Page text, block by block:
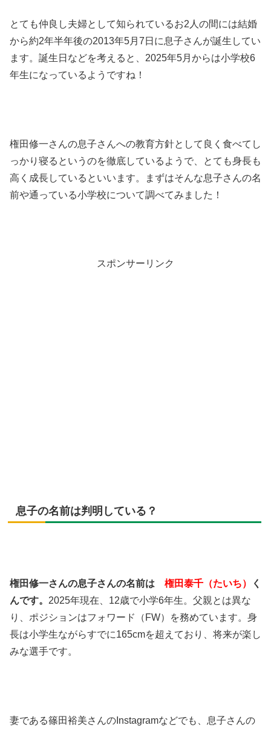
とても仲良し夫婦として知られているお2人の間には結婚
から約2年半年後の2013年5月7日に息子さんが誕生してい
ます。誕生日などを考えると、2025年5月からは小学校6
年生になっているようですね！
権田修一さんの息子さんへの教育方針として良く食べてし
っかり寝るというのを徹底しているようで、とても身長も
高く成長しているといいます。まずはそんな息子さんの名
前や通っている小学校について調べてみました！
スポンサーリンク
息子の名前は判明している？
権田修一さんの息子さんの名前は 権田泰千（たいち）
く
んです。 2025年現在、12歳で小学6年生。父親とは異な
り、ポジションはフォワード（FW）を務めています。身
長は小学生ながらすでに165cmを超えており、将来が楽し
みな選手です。
妻である篠田裕美さんのInstagramなどでも、息子さんの